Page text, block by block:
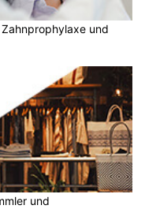
und
und